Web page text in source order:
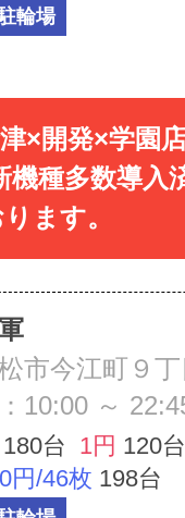
輪場
×開発×学園
種多数導入
ます。
市今江町９
10:00 ～
180台 1円 120台
円/46枚 198台